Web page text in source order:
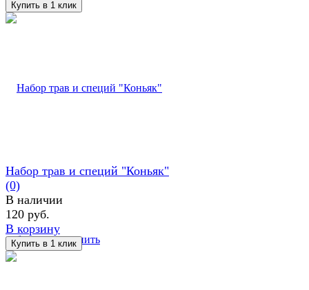
избранное сравнить
Набор трав и специй "Коньяк"
(0)
В наличии
120 руб.
В корзину